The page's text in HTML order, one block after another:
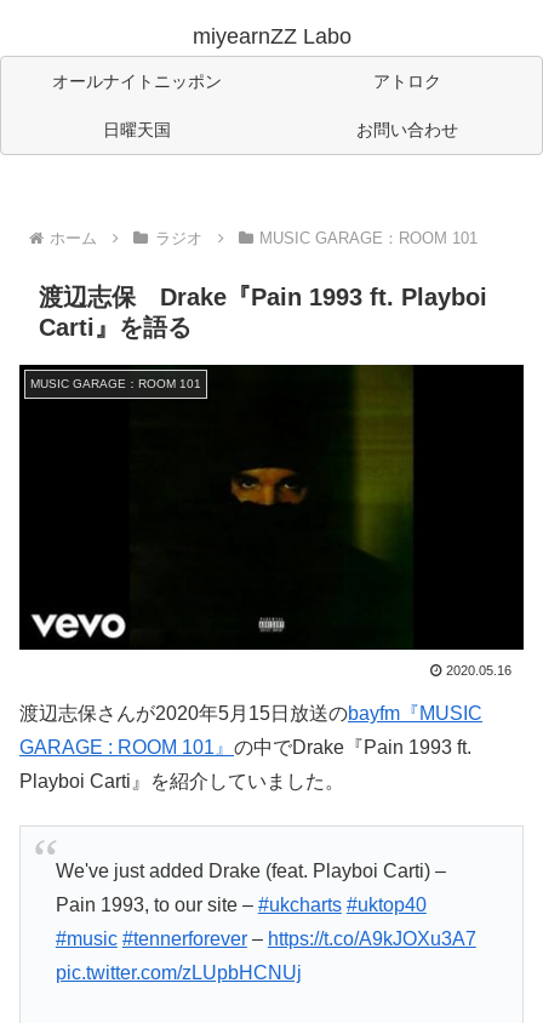
miyearnZZ Labo
オールナイトニッポン アトロク
日曜天国 お問い合わせ
ホーム ラジオ MUSIC GARAGE：ROOM 101
渡辺志保 Drake『Pain 1993 ft. Playboi
Carti』を語る
MUSIC GARAGE：ROOM 101
2020.05.16
渡辺志保さんが2020年5月15日放送のbayfm『MUSIC
GARAGE : ROOM 101』 の中でDrake『Pain 1993 ft.
Playboi Carti』を紹介していました。
We've just added Drake (feat. Playboi Carti) –
Pain 1993, to our site – #ukcharts #uktop40
#music #tennerforever– https://t.co/A9kJOXu3A7
pic.twitter.com/zLUpbHCNUj